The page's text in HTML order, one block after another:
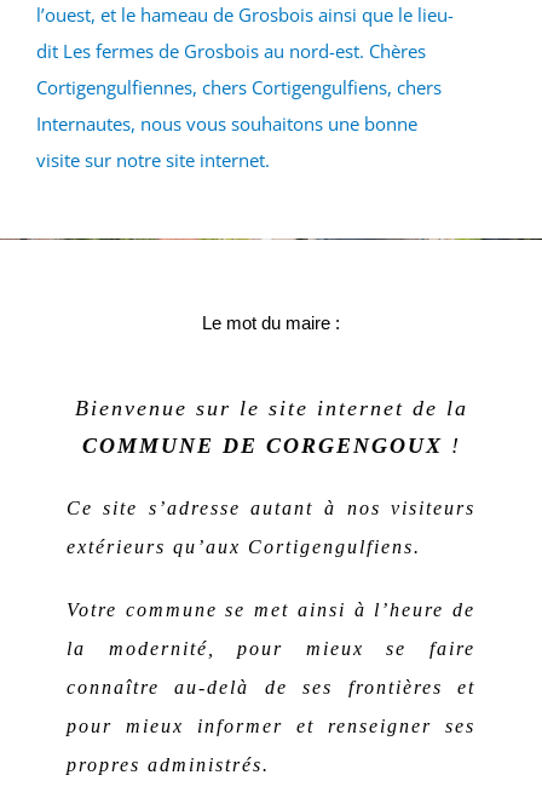
l’ouest, et le hameau de Grosbois ainsi que le lieu-
dit Les fermes de Grosbois au nord-est. Chères
Cortigengulfiennes, chers Cortigengulfiens, chers
Internautes, nous vous souhaitons une bonne
visite sur notre site internet.
Le mot du maire :
Bienvenue sur le site internet de la
COMMUNE DE CORGENGOUX !
Ce site s’adresse autant à nos visiteurs
extérieurs qu’aux Cortigengulfiens.
Votre commune se met ainsi à l’heure de
la modernité, pour mieux se faire
connaître au-delà de ses frontières et
pour mieux informer et renseigner ses
propres administrés.